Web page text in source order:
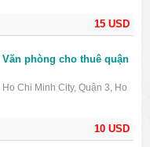
15 USD
10 USD
phòng cho thuê quận
Chi Minh City, Quận 3, Ho